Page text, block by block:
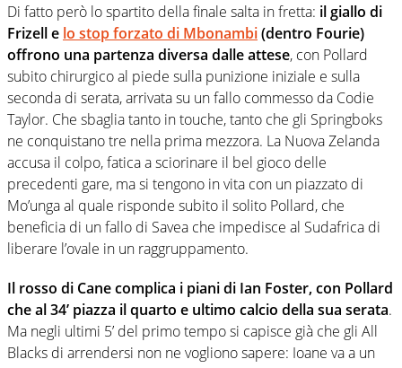
Di fatto però lo spartito della finale salta in fretta: il giallo di
Frizell e lo stop forzato di Mbonambi(dentro Fourie)
offrono una partenza diversa dalle attese, con Pollard
subito chirurgico al piede sulla punizione iniziale e sulla
seconda di serata, arrivata su un fallo commesso da Codie
Taylor. Che sbaglia tanto in touche, tanto che gli Springboks
ne conquistano tre nella prima mezzora. La Nuova Zelanda
accusa il colpo, fatica a sciorinare il bel gioco delle
precedenti gare, ma si tengono in vita con un piazzato di
Mo’unga al quale risponde subito il solito Pollard, che
beneficia di un fallo di Savea che impedisce al Sudafrica di
liberare l’ovale in un raggruppamento.
Il rosso di Cane complica i piani di Ian Foster, con Pollard
che al 34’ piazza il quarto e ultimo calcio della sua serata.
Ma negli ultimi 5’ del primo tempo si capisce già che gli All
Blacks di arrendersi non ne vogliono sapere: Ioane va a un